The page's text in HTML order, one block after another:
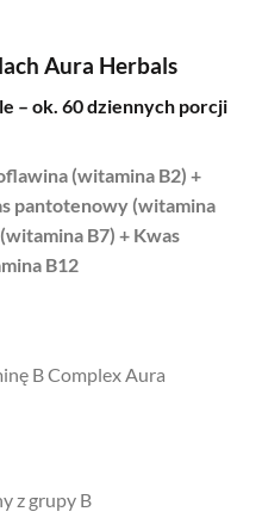
Aura Herbals
– ok. 60 dziennych porcji
(witamina B2) +
pantotenowy (witamina
B7) + Kwas
B12
B Complex Aura
z grupy B